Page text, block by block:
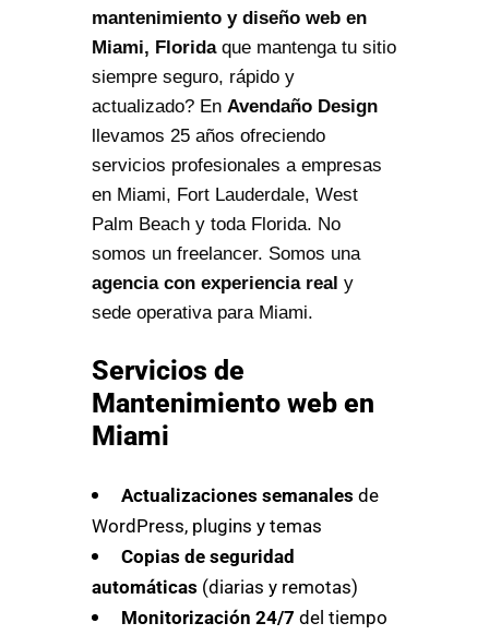
mantenimiento y diseño web en
Miami, Floridaque mantenga tu sitio
siempre seguro, rápido y
actualizado? En Avendaño Design
llevamos 25 años ofreciendo
servicios profesionales a empresas
en Miami, Fort Lauderdale, West
Palm Beach y toda Florida. No
somos un freelancer. Somos una
agencia con experiencia real y
sede operativa para Miami.
Servicios de
Mantenimiento web en
Miami
Actualizaciones semanales de
WordPress, plugins y temas
Copias de seguridad
automáticas (diarias y remotas)
Monitorización 24/7 del tiempo